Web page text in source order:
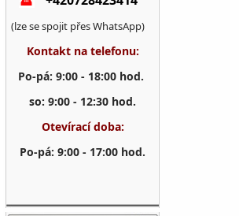
(lze se spojit přes WhatsApp)
Kontakt na telefonu:
Po-pá: 9:00 - 18:00 hod.
so: 9:00 - 12:30 hod.
Otevírací doba:
Po-pá: 9:00 - 17:00 hod.